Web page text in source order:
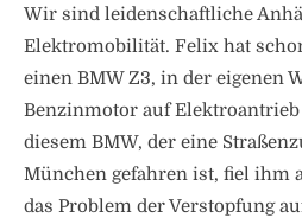
Wir sind leidenschaftliche
Elektromobilität. Felix hat
einen BMW Z3, in der eigenen
Benzinmotor auf
diesem BMW, der eine
München gefahren ist, fiel ihm
das Problem der Verstopfung